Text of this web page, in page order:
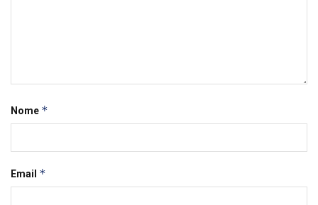
Nome *
Email *